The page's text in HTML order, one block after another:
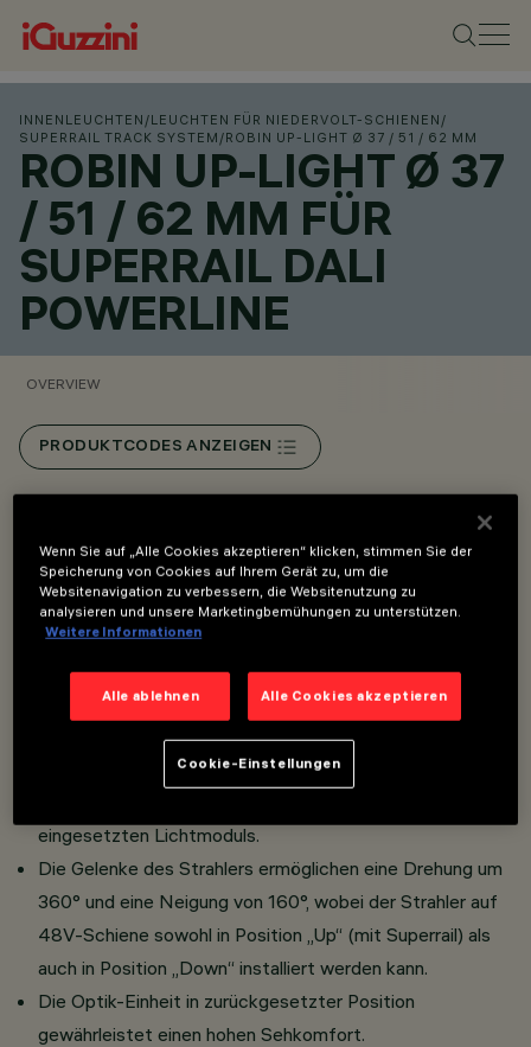
INNENLEUCHTEN /LEUCHTEN FÜR NIEDERVOLT-SCHIENEN /
SUPERRAIL TRACK SYSTEM /ROBIN UP-LIGHT Ø 37 / 51 / 62 MM
ROBIN UP-LIGHT Ø 37
/ 51 / 62 MM FÜR
SUPERRAIL DALI
POWERLINE
OVERVIEW
PRODUKTCODES ANZEIGEN
Schwenkbarer Miniatur-Strahler komplett mit Adapter
für die Installation auf Superrail.
Aus Aluminium-Druckguss mit passiver Kühlung.
Der thermoplastische Adapter enthält die DC/DC-
Treiberschaltung mit dimmbarer DALI-Funktionalität.
Die integrierte "Powerline“-Technologie ermöglicht die
eingesetzten Lichtmoduls.
Die Gelenke des Strahlers ermöglichen eine Drehung um
360° und eine Neigung von 160°, wobei der Strahler auf
48V-Schiene sowohl in Position „Up“ (mit Superrail) als
auch in Position „Down“ installiert werden kann.
Die Optik-Einheit in zurückgesetzter Position
gewährleistet einen hohen Sehkomfort.
Wenn Sie auf „Alle Cookies akzeptieren“ klicken, stimmen Sie der
Speicherung von Cookies auf Ihrem Gerät zu, um die
Websitenavigation zu verbessern, die Websitenutzung zu
analysieren und unsere Marketingbemühungen zu unterstützen.
Weitere Informationen
Alle ablehnen Alle Cookies akzeptieren
Cookie-Einstellungen